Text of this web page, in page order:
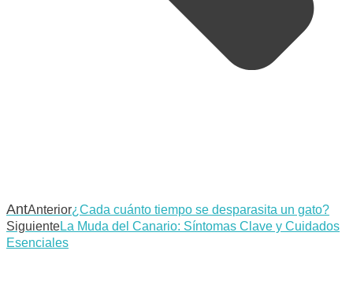
AntAnterior¿Cada cuánto tiempo se desparasita un gato?
SiguienteLa Muda del Canario: Síntomas Clave y Cuidados
Esenciales